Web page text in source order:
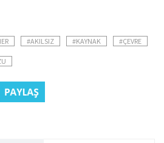
#AKILSIZ #KAYNAK #ÇEVRE